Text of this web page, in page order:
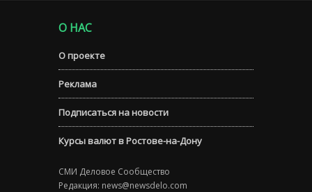
О НАС
О проекте
Реклама
Подписаться на новости
Курсы валют в Ростове-на-Дону
СМИ Деловое Сообщество
Редакция: news@newsdelo.com